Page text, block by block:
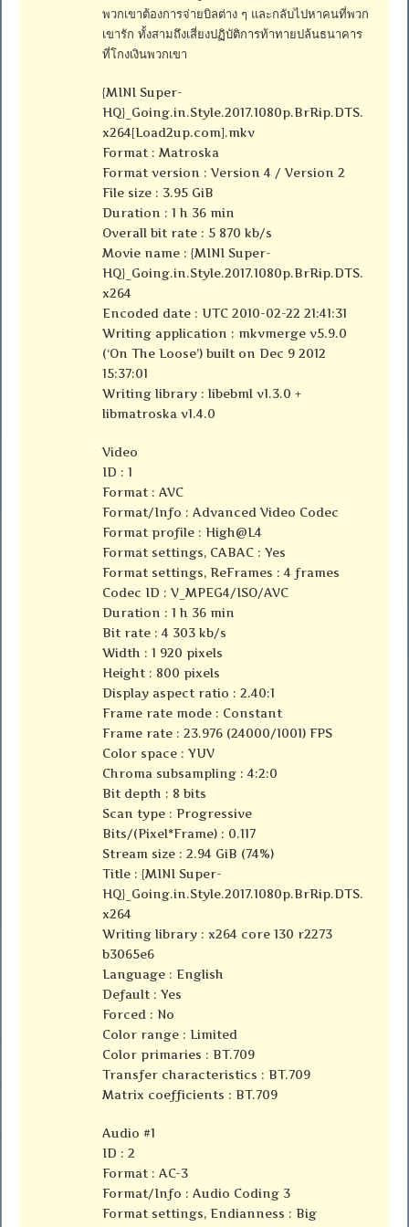
พวกเขาต้องการจ่ายบิลต่าง ๆ และกลับไปหาคนที่พวก
เขารัก ทั้งสามถึงเสี่ยงปฏิบัติการท้าทายปล้นธนาคาร
ที่โกงเงินพวกเขา
{MINI Super-
HQ}_Going.in.Style.2017.1080p.BrRip.DTS.
x264[Load2up.com].mkv
Format : Matroska
Format version : Version 4 / Version 2
File size : 3.95 GiB
Duration : 1 h 36 min
Overall bit rate : 5 870 kb/s
Movie name : {MINI Super-
HQ}_Going.in.Style.2017.1080p.BrRip.DTS.
x264
Encoded date : UTC 2010-02-22 21:41:31
Writing application : mkvmerge v5.9.0
(‘On The Loose’) built on Dec 9 2012
15:37:01
Writing library : libebml v1.3.0 +
libmatroska v1.4.0
Video
ID : 1
Format : AVC
Format/Info : Advanced Video Codec
Format profile : High@L4
Format settings, CABAC : Yes
Format settings, ReFrames : 4 frames
Codec ID : V_MPEG4/ISO/AVC
Duration : 1 h 36 min
Bit rate : 4 303 kb/s
Width : 1 920 pixels
Height : 800 pixels
Display aspect ratio : 2.40:1
Frame rate mode : Constant
Frame rate : 23.976 (24000/1001) FPS
Color space : YUV
Chroma subsampling : 4:2:0
Bit depth : 8 bits
Scan type : Progressive
Bits/(Pixel*Frame) : 0.117
Stream size : 2.94 GiB (74%)
Title : {MINI Super-
HQ}_Going.in.Style.2017.1080p.BrRip.DTS.
x264
Writing library : x264 core 130 r2273
b3065e6
Language : English
Default : Yes
Forced : No
Color range : Limited
Color primaries : BT.709
Transfer characteristics : BT.709
Matrix coefficients : BT.709
Audio #1
ID : 2
Format : AC-3
Format/Info : Audio Coding 3
Format settings, Endianness : Big